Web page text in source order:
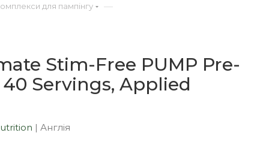
для пампінгу —
Stim-Free PUMP Pre-
Servings, Applied
| Англія